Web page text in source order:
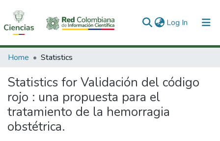
Log In (current)
Communities & Collections
All of DSpace
Home Statistics
Statistics for Validación del código
rojo : una propuesta para el
tratamiento de la hemorragia
obstétrica.